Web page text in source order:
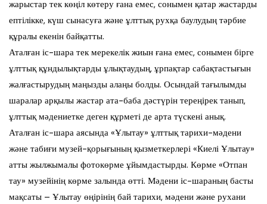
жарыстар тек көңіл көтеру ғана емес, сонымен қатар жастарды
ептілікке, күш сынасуға және ұлттық рухқа баулудың тәрбие
құралы екенін байқатты.
Аталған іс-шара тек мерекелік жиын ғана емес, сонымен бірге
ұлттық құндылықтарды ұлықтаудың, ұрпақтар сабақтастығын
жалғастырудың маңызды алаңы болды. Осындай тағылымды
шаралар арқылы жастар ата-баба дәстүрін тереңірек танып,
ұлттық мәдениетке деген құрметі де арта түскені анық.
Аталған іс-шара аясында «Ұлытау» ұлттық тарихи-мәдени
және табиғи музей-қорығының қызметкерлері «Киелі Ұлытау»
атты жылжымалы фотокөрме ұйымдастырды. Көрме «Отпан
тау» музейінің көрме залында өтті. Мәдени іс-шараның басты
мақсаты – Ұлытау өңірінің бай тарихи, мәдени және рухани